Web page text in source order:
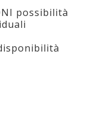
possibilità